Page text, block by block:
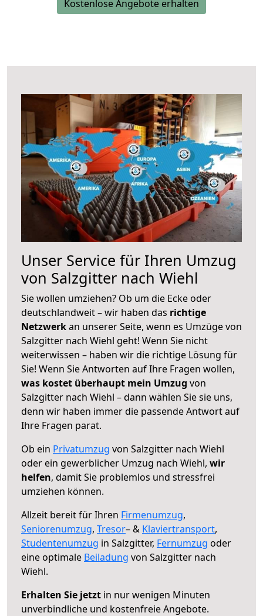
Kostenlose Angebote erhalten
Unser Service für Ihren Umzug
von Salzgitter nach Wiehl
Sie wollen umziehen? Ob um die Ecke oder
deutschlandweit – wir haben das richtige
Netzwerkan unserer Seite, wenn es Umzüge von
Salzgitter nach Wiehl geht! Wenn Sie nicht
weiterwissen – haben wir die richtige Lösung für
Sie! Wenn Sie Antworten auf Ihre Fragen wollen,
was kostet überhaupt mein Umzug von
Salzgitter nach Wiehl – dann wählen Sie sie uns,
denn wir haben immer die passende Antwort auf
Ihre Fragen parat.
Ob ein Privatumzug von Salzgitter nach Wiehl
oder ein gewerblicher Umzug nach Wiehl, wir
helfen, damit Sie problemlos und stressfrei
umziehen können.
Allzeit bereit für Ihren Firmenumzug,
Seniorenumzug, Tresor– & Klaviertransport,
Studentenumzug in Salzgitter, Fernumzug oder
eine optimale Beiladung von Salzgitter nach
Wiehl.
Erhalten Sie jetzt in nur wenigen Minuten
unverbindliche und kostenfreie Angebote.